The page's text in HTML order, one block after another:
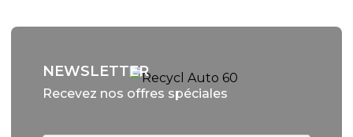
NEWSLETTER
Recevez nos offres spéciales